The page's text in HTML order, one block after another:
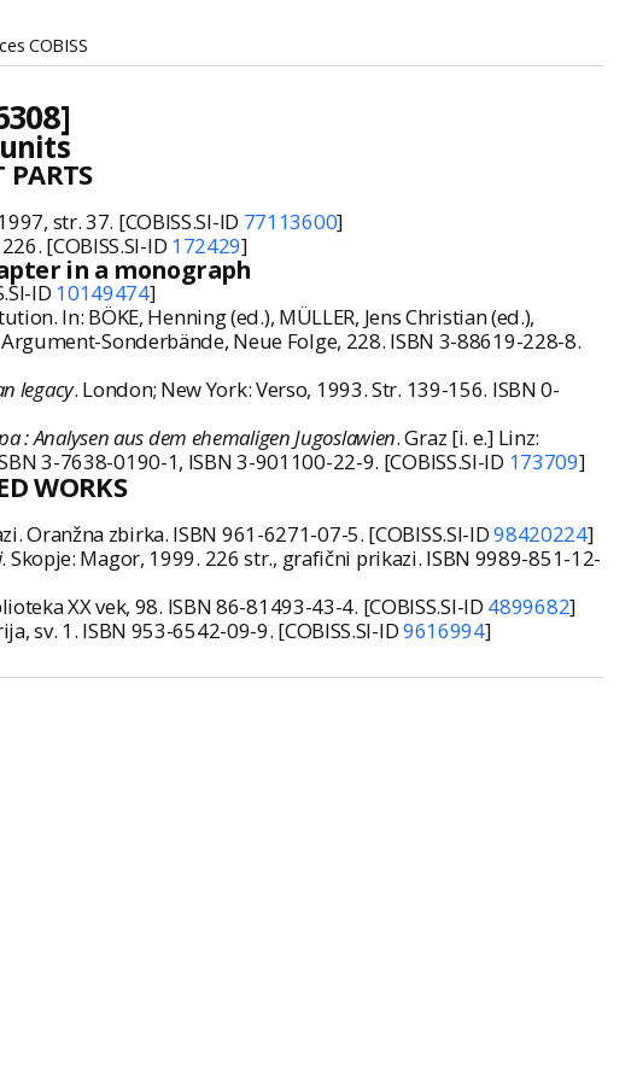
COBISS
PARTS
str. 37. [COBISS.SI-ID 77113600]
[COBISS.SI-ID 172429]
in a monograph
ID 10149474]
In: BÖKE, Henning (ed.), MÜLLER, Jens Christian (ed.),
Sonderbände, Neue Folge, 228. ISBN 3-88619-228-8.
legacy. London; New York: Verso, 1993. Str. 139-156. ISBN 0-
: Analysen aus dem ehemaligen Jugoslawien. Graz [i. e.] Linz:
3-7638-0190-1, ISBN 3-901100-22-9. [COBISS.SI-ID 173709]
WORKS
Oranžna zbirka. ISBN 961-6271-07-5. [COBISS.SI-ID98420224]
. Skopje: Magor, 1999. 226 str., grafični prikazi. ISBN 9989-851-12-
XX vek, 98. ISBN 86-81493-43-4. [COBISS.SI-ID 4899682]
sv. 1. ISBN 953-6542-09-9. [COBISS.SI-ID9616994]